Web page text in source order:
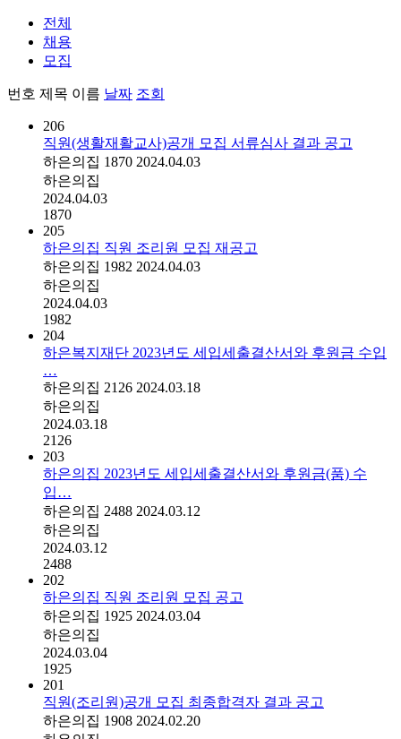
전체
채용
모집
번호 제목 이름 날짜 조회
206
직원(생활재활교사)공개 모집 서류심사 결과 공고
하은의집 1870 2024.04.03
하은의집
2024.04.03
1870
205
하은의집 직원 조리원 모집 재공고
하은의집 1982 2024.04.03
하은의집
2024.04.03
1982
204
하은복지재단 2023년도 세입세출결산서와 후원금 수입
…
하은의집 2126 2024.03.18
하은의집
2024.03.18
2126
203
하은의집 2023년도 세입세출결산서와 후원금(품) 수
입…
하은의집 2488 2024.03.12
하은의집
2024.03.12
2488
202
하은의집 직원 조리원 모집 공고
하은의집 1925 2024.03.04
하은의집
2024.03.04
1925
201
직원(조리원)공개 모집 최종합격자 결과 공고
하은의집 1908 2024.02.20